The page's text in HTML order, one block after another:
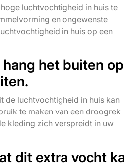
luchtvochtigheid in huis te
en ongewenste
in huis op een
het buiten op
de luchtvochtigheid in huis kan
te maken van een droogrek
kleding zich verspreidt in uw
dit extra vocht